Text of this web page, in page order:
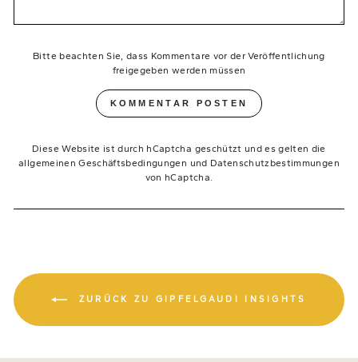
Bitte beachten Sie, dass Kommentare vor der Veröffentlichung
freigegeben werden müssen
KOMMENTAR POSTEN
Diese Website ist durch hCaptcha geschützt und es gelten die
allgemeinen Geschäftsbedingungen und Datenschutzbestimmungen
von hCaptcha.
ZURÜCK ZU GIPFELGAUDI INSIGHTS